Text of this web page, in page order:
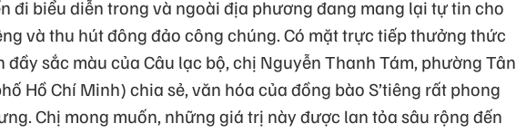
đi biểu diễn trong và ngoài địa phương đang mang lại tự tin cho
và thu hút đông đảo công chúng. Có mặt trực tiếp thưởng thức
đầy sắc màu của Câu lạc bộ, chị Nguyễn Thanh Tám, phường Tân
Hồ Chí Minh) chia sẻ, văn hóa của đồng bào S’tiêng rất phong
Chị mong muốn, những giá trị này được lan tỏa sâu rộng đến